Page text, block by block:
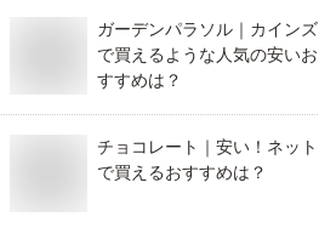
ガーデンパラソル｜カインズ
で買えるような人気の安いお
すすめは？
チョコレート｜安い！ネット
で買えるおすすめは？